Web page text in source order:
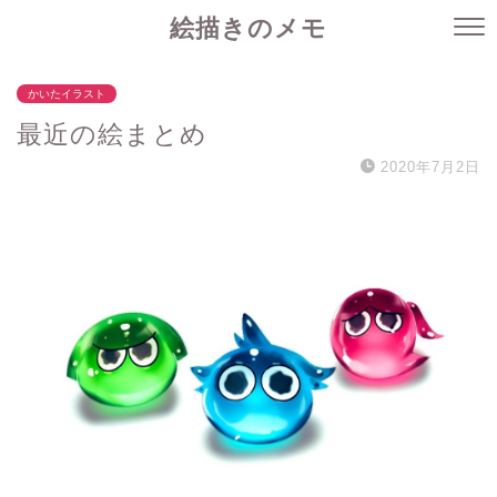
絵描きのメモ
かいたイラスト
最近の絵まとめ
2020年7月2日